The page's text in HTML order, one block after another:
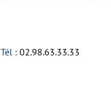
Tél : 02.98.63.33.33